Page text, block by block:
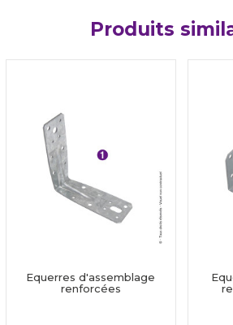
Produits
Equerres d'assemblage
renforcées